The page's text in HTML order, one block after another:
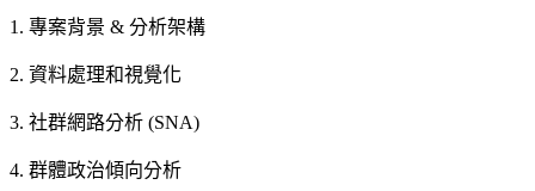
1. 專案背景 & 分析架構
2. 資料處理和視覺化
3. 社群網路分析 (SNA)
4. 群體政治傾向分析